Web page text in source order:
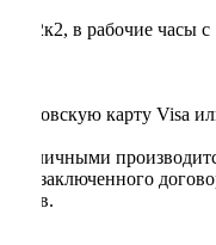
в рабочие часы с
банковскую карту Visa
наличными
заключенного